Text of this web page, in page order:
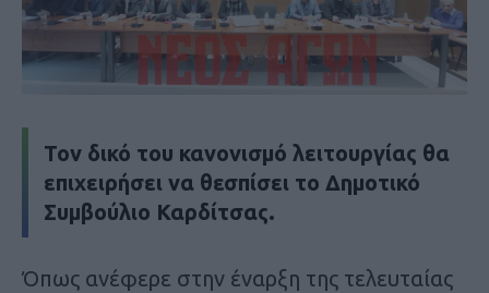
Τον δικό του κανονισμό λειτουργίας θα
επιχειρήσει να θεσπίσει το Δημοτικό
Συμβούλιο Καρδίτσας.
Όπως ανέφερε στην έναρξη της τελευταίας